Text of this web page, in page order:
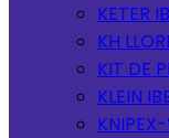
KETER
KH
KIT DE
KLEIN